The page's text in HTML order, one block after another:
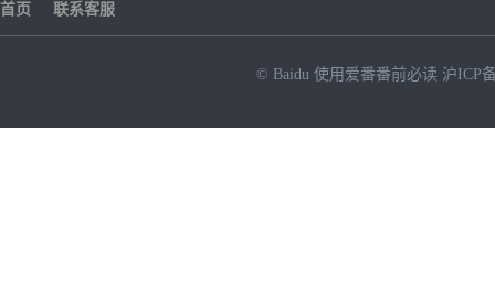
首页 联系客服
© Baidu 使用爱番番前必读 沪ICP